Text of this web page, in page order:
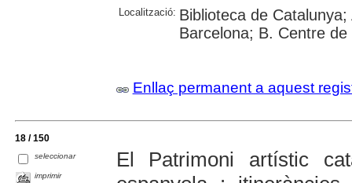
Localització: Biblioteca de
Barcelona; B. Centre
Enllaç permanent a aquest
18 / 150
seleccionar
imprimir
El Patrimoni artístic